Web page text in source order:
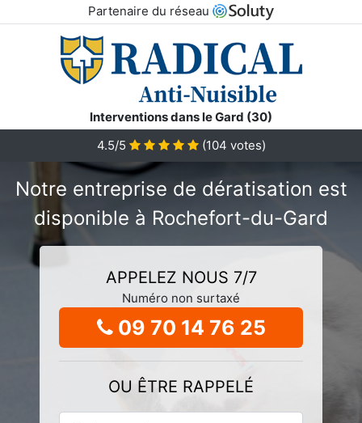
Partenaire du réseau
Interventions dans le Gard (30)
4.5/5
(104 votes)
Notre entreprise de dératisation est
disponible à Rochefort-du-Gard
APPELEZ NOUS 7/7
Numéro non surtaxé
09 70 14 76 25
OU ÊTRE RAPPELÉ